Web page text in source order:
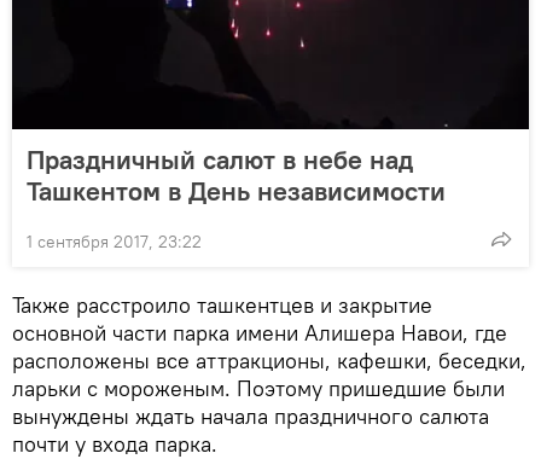
Праздничный салют в небе над
Ташкентом в День независимости
1 сентября 2017, 23:22
Также расстроило ташкентцев и закрытие
основной части парка имени Алишера Навои, где
расположены все аттракционы, кафешки, беседки,
ларьки с мороженым. Поэтому пришедшие были
вынуждены ждать начала праздничного салюта
почти у входа парка.